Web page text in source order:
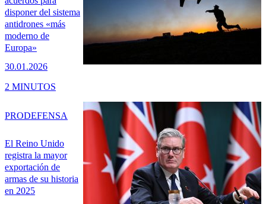
disponer del sistema
antidrones «más
moderno de
Europa»
30.01.2026
2 MINUTOS
El Reino Unido
registra la mayor
exportación de
armas de su historia
en 2025
PRODEFENSA